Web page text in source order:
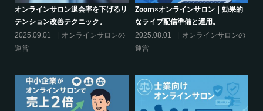
果的
ロンの
シリーズ連載【運営者のお悩み解
決】ココがポイント！リスキリング
サロン運営必須3箇条
オンラインサロンの
オンラインサロンでの”学び”がこ
からのリスキリングを先導すると
えるこれだけの”理由”